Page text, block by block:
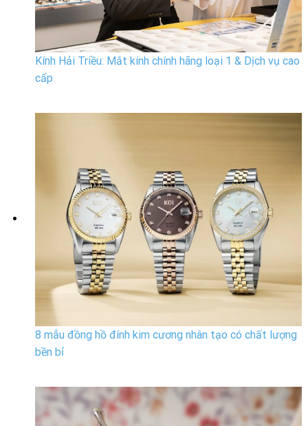
Kính Hải Triều: Mắt kính chính hãng loại 1 & Dịch vụ cao
cấp
8 mẫu đồng hồ đính kim cương nhân tạo có chất lượng
bền bỉ